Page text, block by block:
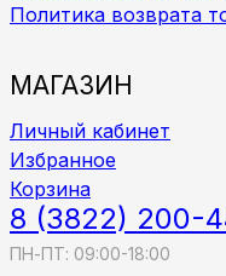
Политика возврата
МАГАЗИН
Личный кабинет
Избранное
Корзина
8 (3822) 200-
ПН-ПТ: 09:00-18:00